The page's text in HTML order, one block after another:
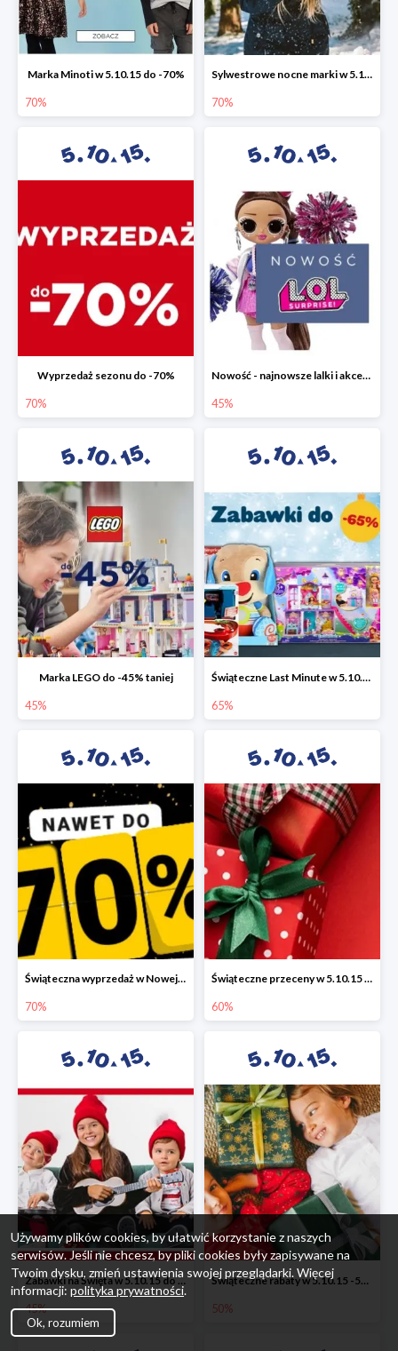
Marka Minoti w 5.10.15 do -70%
70%
Sylwestrowe nocne marki w 5.10.15 do -70%
70%
Wyprzedaż sezonu do -70%
70%
Nowość - najnowsze lalki i akcesoria L.O.L. w 5.10.15 do -45%
45%
Marka LEGO do -45% taniej
45%
Świąteczne Last Minute w 5.10.15 - zabawki do -65%
65%
Świąteczna wyprzedaż w Nowej Erze - National Geographic Learning -70%
70%
Świąteczne przeceny w 5.10.15 - wszystkie ubrania -60%
60%
Zabawki na Święta w 5.10.15 do -45%
45%
Świąteczne rabaty w 5.10.15 -50%
50%
Używamy plików cookies, by ułatwić korzystanie z naszych
serwisów. Jeśli nie chcesz, by pliki cookies były zapisywane na
Twoim dysku, zmień ustawienia swojej przeglądarki. Więcej
informacji: polityka prywatności.
Ok, rozumiem